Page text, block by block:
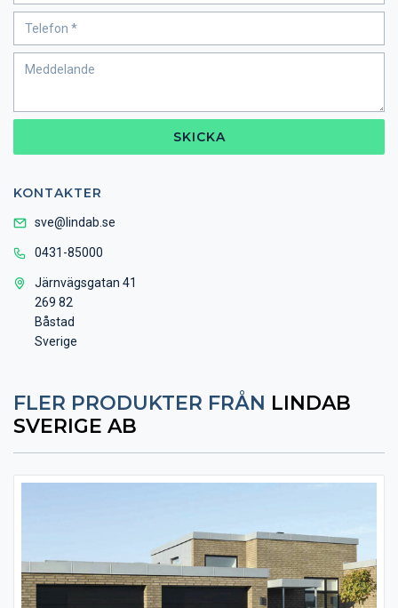
SKICKA
KONTAKTER
sve@lindab.se
0431-85000
Järnvägsgatan 41
269 82
Båstad
Sverige
FLER PRODUKTER FRÅN LINDAB
SVERIGE AB